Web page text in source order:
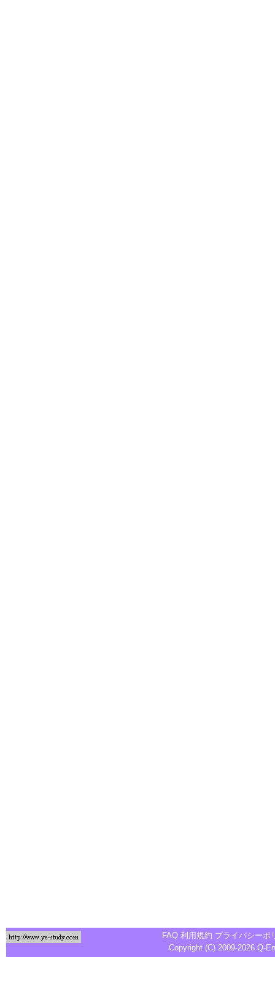
FAQ 利用規約 プライバシーポ
Copyright (C) 2009-2026 Q-